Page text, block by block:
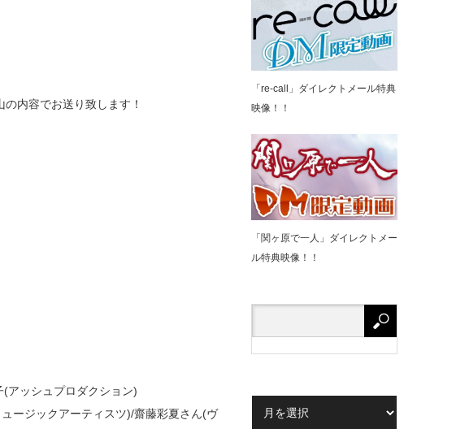
内容でお送り致します！
(アッシュプロダクション)
ージックアーティスツ)/齋藤彩夏さん(ヴ
「re-call」ダイレクトメール特典
映像！！
「関ヶ原で⼀⼈」ダイレクトメー
ル特典映像！！